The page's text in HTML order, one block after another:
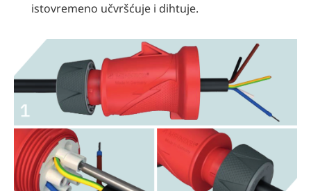
istovremeno učvršćuje i dihtuje.